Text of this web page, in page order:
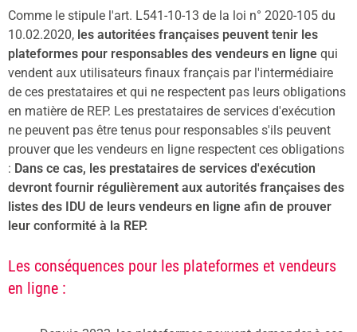
Comme le stipule l'art. L541-10-13 de la loi n° 2020-105 du
10.02.2020, les autoritées françaises peuvent tenir les
plateformes pour responsables des vendeurs en ligne qui
vendent aux utilisateurs finaux français par l'intermédiaire
de ces prestataires et qui ne respectent pas leurs obligations
en matière de REP. Les prestataires de services d'exécution
ne peuvent pas être tenus pour responsables s'ils peuvent
prouver que les vendeurs en ligne respectent ces obligations
: Dans ce cas, les prestataires de services d'exécution
devront fournir régulièrement aux autorités françaises des
listes des IDU de leurs vendeurs en ligne afin de prouver
leur conformité à la REP.
Les conséquences pour les plateformes et vendeurs
en ligne :